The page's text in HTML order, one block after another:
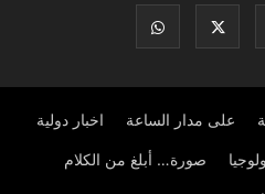
على مدار الساعة اخبار دولية
صورة… أبلغ من الكلام